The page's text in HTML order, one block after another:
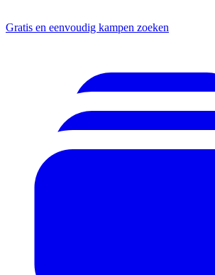
Gratis en eenvoudig kampen zoeken